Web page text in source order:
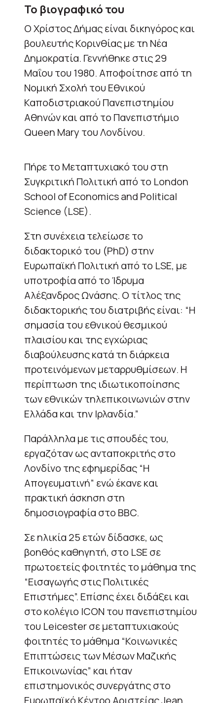
Το βιογραφικό του
Ο Χρίστος Δήμας είναι δικηγόρος και
βουλευτής Κορινθίας με τη Νέα
Δημοκρατία. Γεννήθηκε στις 29
Μαΐου του 1980. Αποφοίτησε από τη
Νομική Σχολή του Εθνικού
Καποδιστριακού Πανεπιστημίου
Αθηνών και από το Πανεπιστήμιο
Queen Mary του Λονδίνου.
Πήρε το Μεταπτυχιακό του στη
Συγκριτική Πολιτική από το London
School of Economics and Political
Science (LSE).
Στη συνέχεια τελείωσε το
διδακτορικό του (PhD) στην
Ευρωπαϊκή Πολιτική από το LSE, με
υποτροφία από το Ίδρυμα
Αλέξανδρος Ωνάσης. Ο τίτλος της
διδακτορικής του διατριβής είναι: “Η
σημασία του εθνικού θεσμικού
πλαισίου και της εγχώριας
διαβούλευσης κατά τη διάρκεια
προτεινόμενων μεταρρυθμίσεων. Η
περίπτωση της ιδιωτικοποίησης
των εθνικών τηλεπικοινωνιών στην
Ελλάδα και την Ιρλανδία.”
Παράλληλα με τις σπουδές του,
εργαζόταν ως ανταποκριτής στο
Λονδίνο της εφημερίδας “Η
Απογευματινή” ενώ έκανε και
πρακτική άσκηση στη
δημοσιογραφία στο BBC.
Σε ηλικία 25 ετών δίδασκε, ως
βοηθός καθηγητή, στο LSE σε
πρωτοετείς φοιτητές το μάθημα της
“Εισαγωγής στις Πολιτικές
Επιστήμες”. Επίσης έχει διδάξει και
στο κολέγιο ICON του πανεπιστημίου
του Leicester σε μεταπτυχιακούς
φοιτητές το μάθημα “Κοινωνικές
Επιπτώσεις των Μέσων Μαζικής
Επικοινωνίας” και ήταν
επιστημονικός συνεργάτης στο
Ευρωπαϊκό Κέντρο Αριστείας Jean